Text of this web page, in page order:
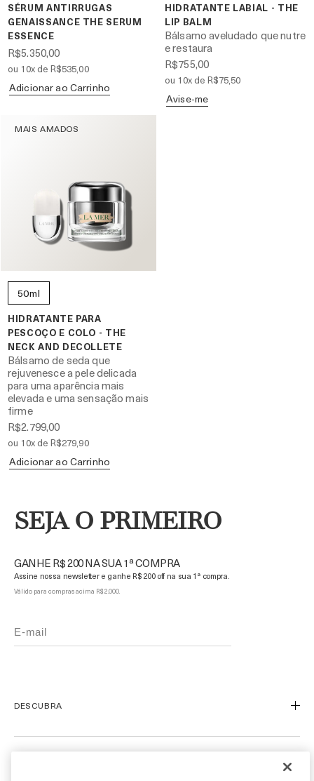
SÉRUM ANTIRRUGAS
GENAISSANCE THE SERUM
ESSENCE
R$5.350,00
ou 10x de R$535,00
Adicionar ao Carrinho
HIDRATANTE LABIAL - THE
LIP BALM
Bálsamo aveludado que nutre
e restaura
R$755,00
ou 10x de R$75,50
Avise-me
MAIS AMADOS
50ml
HIDRATANTE PARA
PESCOÇO E COLO - THE
NECK AND DECOLLETE
Bálsamo de seda que
rejuvenesce a pele delicada
para uma aparência mais
elevada e uma sensação mais
firme
R$2.799,00
ou 10x de R$279,90
Adicionar ao Carrinho
SEJA O PRIMEIRO
GANHE R$ 200 NA SUA 1ª COMPRA
Assine nossa newsletter e ganhe R$ 200 off na sua 1ª compra.
Válido para compras acima R$ 2.000.
DESCUBRA